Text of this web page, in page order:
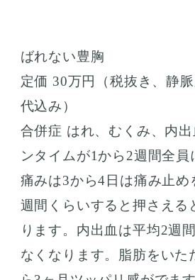
ばれない豊胸
定価 30万円（税抜き、静
代込み）
合併症 はれ、むくみ、内
ンタイムが1から2週間全員
痛みは3から4日は痛み止め
週間くらいすると押さえる
ります。内出血は平均2週
なくなります。脂肪をいた